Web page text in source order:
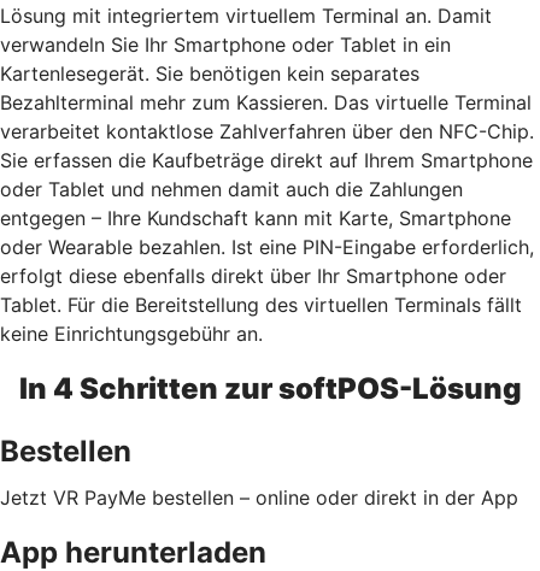
Lösung mit integriertem virtuellem Terminal an. Damit
verwandeln Sie Ihr Smartphone oder Tablet in ein
Kartenlesegerät. Sie benötigen kein separates
Bezahlterminal mehr zum Kassieren. Das virtuelle Terminal
verarbeitet kontaktlose Zahlverfahren über den NFC-Chip.
Sie erfassen die Kaufbeträge direkt auf Ihrem Smartphone
oder Tablet und nehmen damit auch die Zahlungen
entgegen – Ihre Kundschaft kann mit Karte, Smartphone
oder Wearable bezahlen. Ist eine PIN-Eingabe erforderlich,
erfolgt diese ebenfalls direkt über Ihr Smartphone oder
Tablet. Für die Bereitstellung des virtuellen Terminals fällt
keine Einrichtungsgebühr an.
In 4 Schritten zur softPOS-Lösung
Bestellen
Jetzt VR PayMe bestellen – online oder direkt in der App
App herunterladen